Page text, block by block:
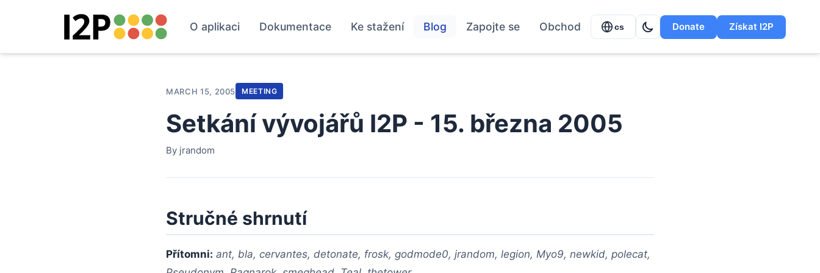
O aplikaci Dokumentace Ke stažení Blog Zapojte se Obchod cs Donate Získat I2P
MARCH 15, 2005 MEETING
Setkání vývojářů I2P - 15. března 2005
By jrandom
Stručné shrnutí
Přítomni: ant, bla, cervantes, detonate, frosk, godmode0, jrandom, legion, Myo9, newkid, polecat,